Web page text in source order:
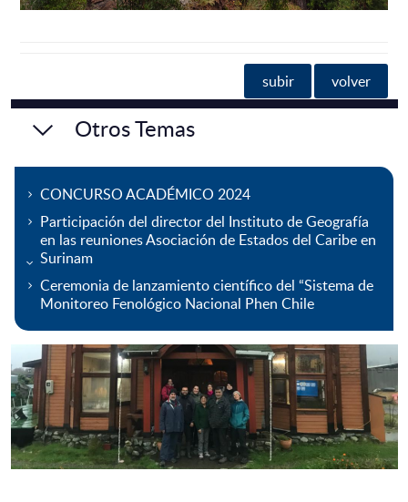
subir volver
Otros Temas
CONCURSO ACADÉMICO 2024
Participación del director del Instituto de Geografía
en las reuniones Asociación de Estados del Caribe en
Surinam
Ceremonia de lanzamiento científico del “Sistema de
Monitoreo Fenológico Nacional Phen Chile